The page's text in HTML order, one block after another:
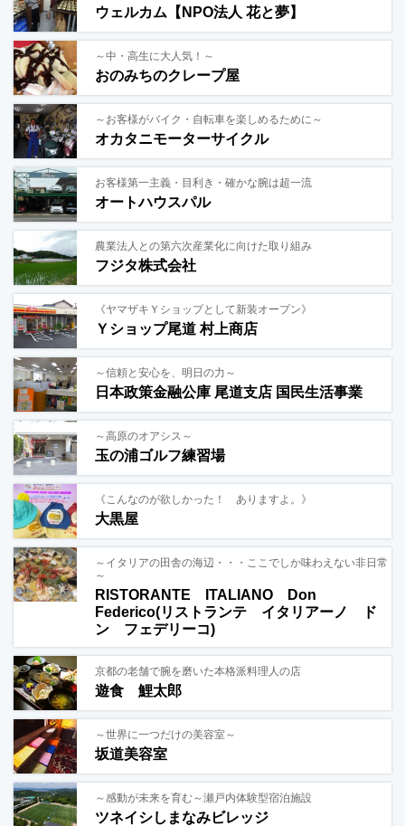
ウェルカム【NPO法人 花と夢】
～中・高生に大人気！～
おのみちのクレープ屋
～お客様がバイク・自転車を楽しめるために～
オカタニモーターサイクル
お客様第一主義・目利き・確かな腕は超一流
オートハウスパル
農業法人との第六次産業化に向けた取り組み
フジタ株式会社
《ヤマザキＹショップとして新装オープン》
Ｙショップ尾道 村上商店
～信頼と安心を、明日の力～
日本政策金融公庫 尾道支店 国民生活事業
～高原のオアシス～
玉の浦ゴルフ練習場
《こんなのが欲しかった！ ありますよ。》
大黒屋
～イタリアの田舎の海辺・・・ここでしか味わえない非日常
～
RISTORANTE ITALIANO Don
Federico(リストランテ イタリアーノ ド
ン フェデリーコ)
京都の老舗で腕を磨いた本格派料理人の店
遊食 鯉太郎
～世界に一つだけの美容室～
坂道美容室
～感動が未来を育む～瀬戸内体験型宿泊施設
ツネイシしまなみビレッジ